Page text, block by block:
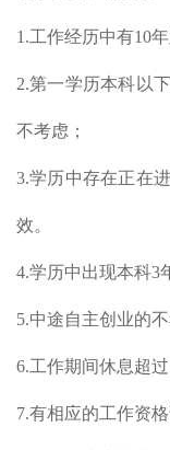
1.工作经历中有10
2.第一学历本科以
不考虑；
3.学历中存在正在
效。
4.学历中出现本科3
5.中途自主创业的不
6.工作期间休息超过
7.有相应的工作资